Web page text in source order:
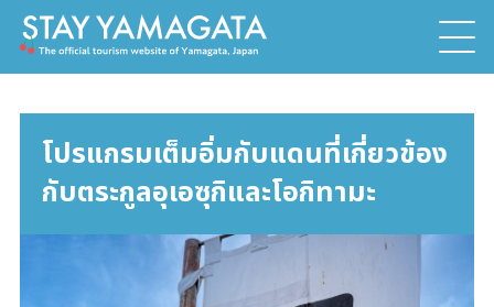
โปรแกรมเต็มอิ่มกับแดนที่เกี่ยวข้อง
กับตระกูลอุเอซุกิและโอกิทามะ